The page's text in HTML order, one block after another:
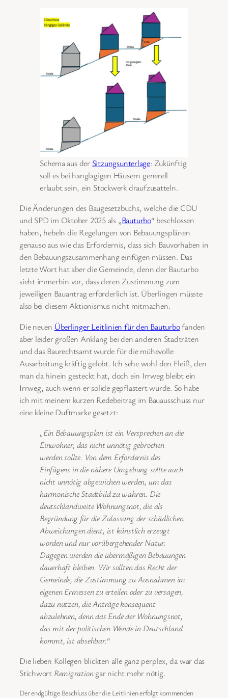
Schema aus der Sitzungsunterlage: Zukünftig
soll es bei hanglagigen Häusern generell
erlaubt sein, ein Stockwerk draufzusatteln.
Die Änderungen des Baugesetzbuchs, welche die CDU
und SPD im Oktober 2025 als „Bauturbo“ beschlossen
haben, hebeln die Regelungen von Bebauungsplänen
genauso aus wie das Erfordernis, dass sich Bauvorhaben in
den Bebauungszusammenhang einfügen müssen. Das
letzte Wort hat aber die Gemeinde, denn der Bauturbo
sieht immerhin vor, dass deren Zustimmung zum
jeweiligen Bauantrag erforderlich ist. Überlingen müsste
also bei diesem Aktionismus nicht mitmachen.
Die neuen Überlinger Leitlinien für den Bauturbofanden
aber leider großen Anklang bei den anderen Stadträten
und das Baurechtsamt wurde für die mühevolle
Ausarbeitung kräftig gelobt. Ich sehe wohl den Fleiß, den
man da hinein gesteckt hat, doch ein Irrweg bleibt ein
Irrweg, auch wenn er solide gepflastert wurde. So habe
ich mit meinem kurzen Redebeitrag im Bauausschuss nur
eine kleine Duftmarke gesetzt:
„Ein Bebauungsplan ist ein Versprechen an die
Einwohner, das nicht unnötig gebrochen
werden sollte. Von dem Erfordernis des
Einfügens in die nähere Umgebung sollte auch
nicht unnötig abgewichen werden, um das
harmonische Stadtbild zu wahren. Die
deutschlandweite Wohnungsnot, die als
Begründung für die Zulassung der schädlichen
Abweichungen dient, ist künstlich erzeugt
worden und nur vorübergehender Natur.
Dagegen werden die übermäßigen Bebauungen
dauerhaft bleiben. Wir sollten das Recht der
Gemeinde, die Zustimmung zu Ausnahmen im
eigenen Ermessen zu erteilen oder zu versagen,
dazu nutzen, die Anträge konsequent
abzulehnen, denn das Ende der Wohnungsnot,
das mit der politischen Wende in Deutschland
kommt, ist absehbar.“
Die lieben Kollegen blickten alle ganz perplex, da war das
Stichwort Remigrationgar nicht mehr nötig.
Der endgültige Beschluss über die Leitlinien erfolgt kommenden